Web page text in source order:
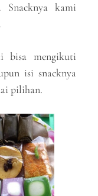
Snacknya kami
bisa mengikuti
isi snacknya
pilihan.